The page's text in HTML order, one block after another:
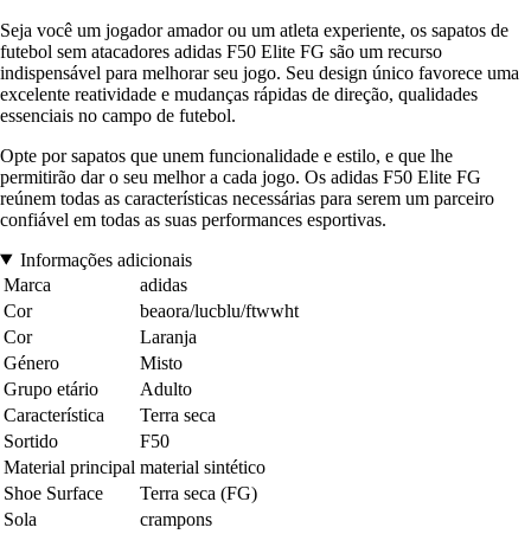
Seja você um jogador amador ou um atleta experiente, os sapatos de
futebol sem atacadores adidas F50 Elite FG são um recurso
indispensável para melhorar seu jogo. Seu design único favorece uma
excelente reatividade e mudanças rápidas de direção, qualidades
essenciais no campo de futebol.
Opte por sapatos que unem funcionalidade e estilo, e que lhe
permitirão dar o seu melhor a cada jogo. Os adidas F50 Elite FG
reúnem todas as características necessárias para serem um parceiro
confiável em todas as suas performances esportivas.
Informações adicionais
Marca
adidas
Cor
beaora/lucblu/ftwwht
Cor
Laranja
Género
Misto
Grupo etário
Adulto
Característica
Terra seca
Sortido
F50
Material principal material sintético
Shoe Surface
Terra seca (FG)
Sola
crampons